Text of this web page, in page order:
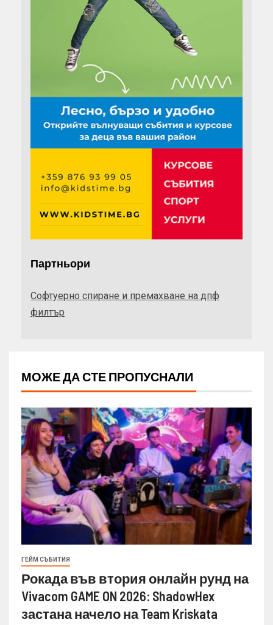
Партньори
Софтуерно спиране и премахване на дпф
филтър
МОЖЕ ДА СТЕ ПРОПУСНАЛИ
ГЕЙМ СЪБИТИЯ
Рокада във втория онлайн рунд на
Vivacom GAME ON 2026: ShadowHex
застана начело на Team Kriskata